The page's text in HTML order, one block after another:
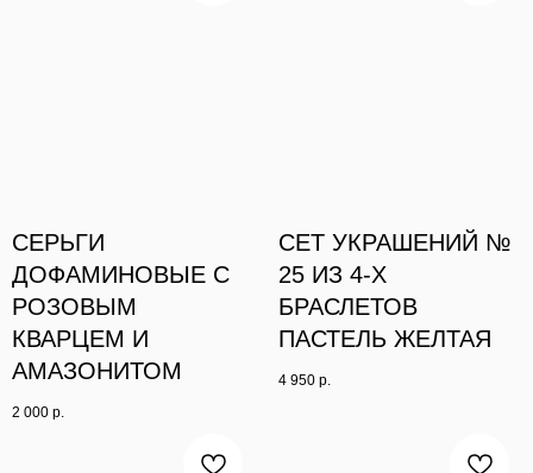
СЕРЬГИ
ДОФАМИНОВЫЕ С
РОЗОВЫМ
КВАРЦЕМ И
АМАЗОНИТОМ
2 000 р.
СЕТ УКРАШЕНИЙ №
25 ИЗ 4-Х
БРАСЛЕТОВ
ПАСТЕЛЬ ЖЕЛТАЯ
4 950 р.